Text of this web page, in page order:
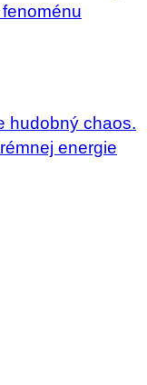
hudobný chaos.
energie